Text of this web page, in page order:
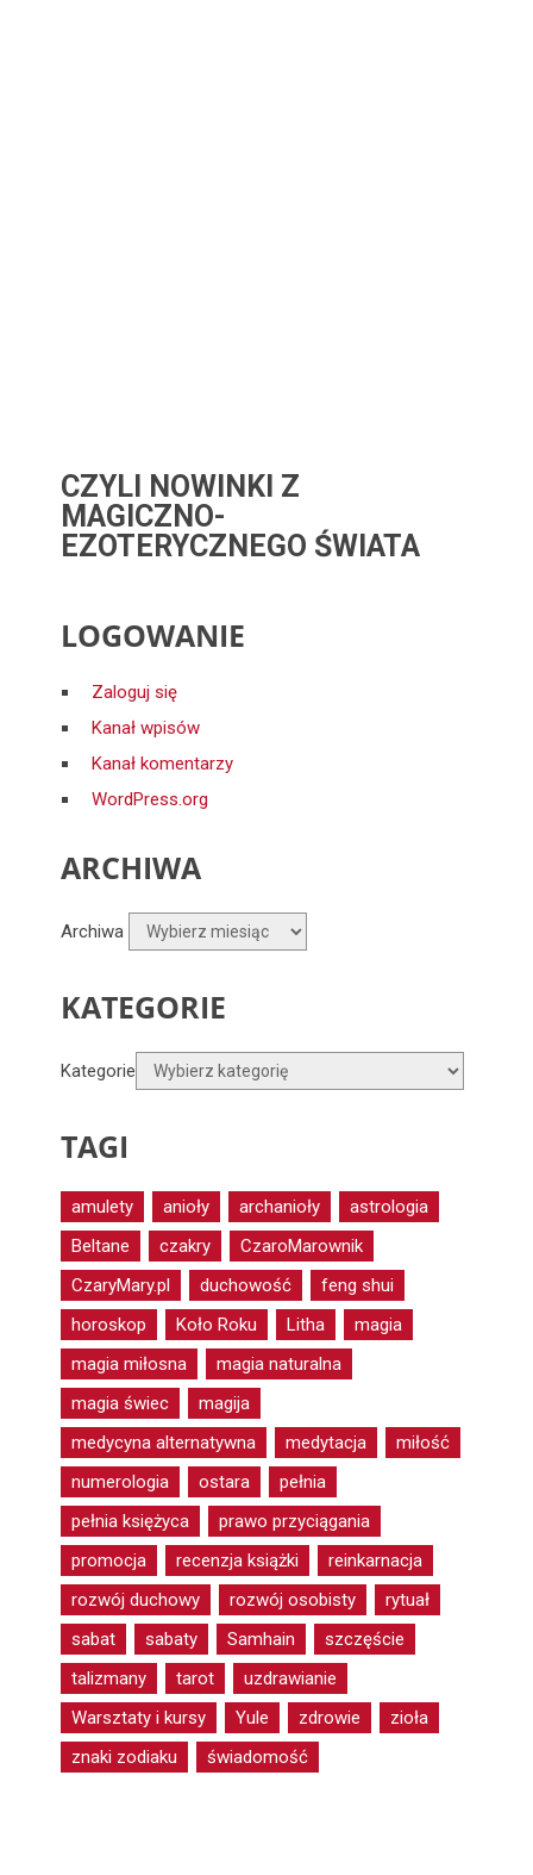
CZYLI NOWINKI Z
MAGICZNO-
EZOTERYCZNEGO ŚWIATA
LOGOWANIE
Zaloguj się
Kanał wpisów
Kanał komentarzy
WordPress.org
ARCHIWA
Archiwa
KATEGORIE
Kategorie
TAGI
amulety anioły archanioły
astrologia
Beltane
czakry
CzaroMarownik
CzaryMary.pl
duchowość
feng shui
horoskop
Koło Roku Litha
magia
magia miłosna
magia naturalna
magia świec
magija
medycyna alternatywna
medytacja
miłość
numerologia
ostara
pełnia
pełnia księżyca
prawo przyciągania
promocja
recenzja książki
reinkarnacja
rozwój duchowy
rozwój osobisty
rytuał
sabat
sabaty Samhain
szczęście
talizmany
tarot
uzdrawianie
Warsztaty i kursy
Yule zdrowie
zioła
znaki zodiaku
świadomość